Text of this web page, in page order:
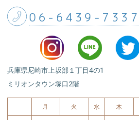
06-6439-7337
兵庫県尼崎市上坂部１丁目4の1
ミリオンタウン塚口2階
月 火 水 木